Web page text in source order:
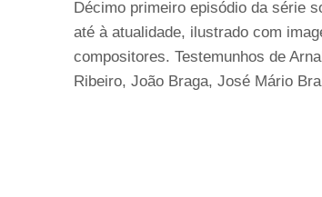
Décimo primeiro episódio da série
até à atualidade, ilustrado com
compositores. Testemunhos de
Ribeiro, João Braga, José Mário